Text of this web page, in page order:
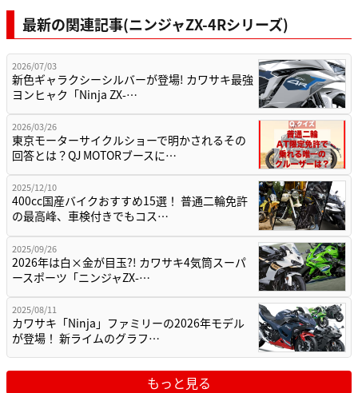
最新の関連記事(ニンジャZX-4Rシリーズ)
2026/07/03
新色ギャラクシーシルバーが登場! カワサキ最強
ヨンヒャク「Ninja ZX-…
2026/03/26
東京モーターサイクルショーで明かされるその
回答とは？QJ MOTORブースに…
2025/12/10
400cc国産バイクおすすめ15選！ 普通二輪免許
の最高峰、車検付きでもコス…
2025/09/26
2026年は白×金が目玉?! カワサキ4気筒スーパ
ースポーツ「ニンジャZX-…
2025/08/11
カワサキ「Ninja」ファミリーの2026年モデル
が登場！ 新ライムのグラフ…
もっと見る